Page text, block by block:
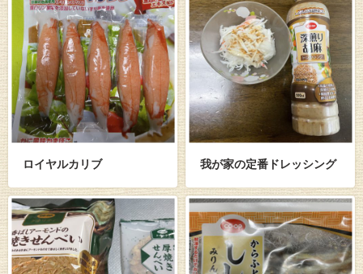
ロイヤルカリブ 我が家の定番ドレッシング